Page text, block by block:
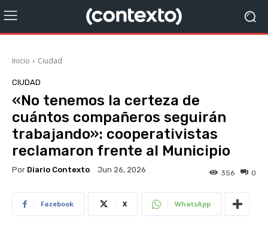
Inicio Ciudad
CIUDAD
«No tenemos la certeza de
cuántos compañeros seguirán
trabajando»: cooperativistas
reclamaron frente al Municipio
Por Diario Contexto Jun 26, 2026 0
356
Facebook X WhatsApp